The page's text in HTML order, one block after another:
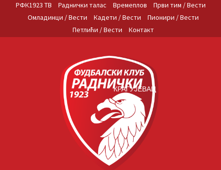
РФК1923 ТВ Раднички талас Времеплов
Први тим / Вести
Омладинци / Вести
Кадети / Вести
Пионири / Вести
Петлићи / Вести
Контакт
КРАГУЈЕВАЦ